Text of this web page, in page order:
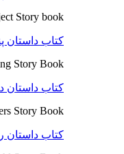
Story book
کتاب داستان
Story Book
کتاب داستان
Story Book
کتاب داستان